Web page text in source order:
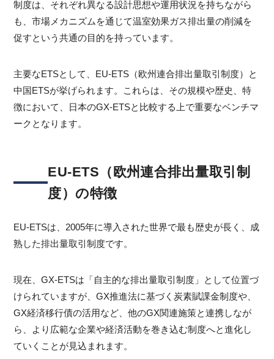
制度は、それぞれ異なる設計思想や運用状況を持ちながら
も、市場メカニズムを通じて温室効果ガス排出量の削減を
促すという共通の目的を持っています。
主要なETSとして、EU-ETS（欧州連合排出量取引制度）と
中国ETSが挙げられます。これらは、その規模や歴史、特
徴において、日本のGX-ETSと比較する上で重要なベンチマ
ークとなります。
EU-ETS（欧州連合排出量取引制
度）の特徴
EU-ETSは、2005年に導入された世界で最も歴史が長く、成
熟した排出量取引制度です。
現在、GX-ETSは「自主的な排出量取引制度」として位置づ
けられていますが、GX推進法に基づく炭素賦課金制度や、
GX経済移行債の活用など、他のGX関連施策と連携しなが
ら、より広範な企業や経済活動を巻き込む制度へと進化し
ていくことが見込まれます。